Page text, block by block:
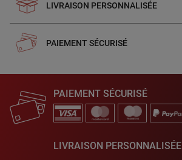
LIVRAISON PERSONNALISÉE
PAIEMENT SÉCURISÉ
PAIEMENT SÉCURISÉ
LIVRAISON PERSONNALISÉE